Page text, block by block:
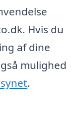
Hvis du
af dine
mulighed
.